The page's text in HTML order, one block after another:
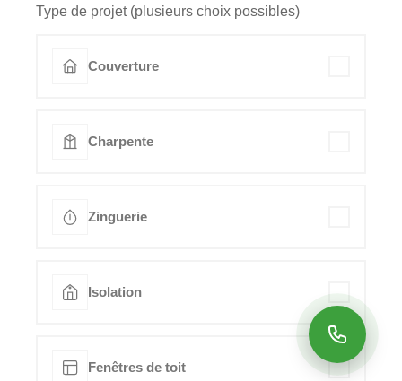
Type de projet (plusieurs choix possibles)
Couverture
Charpente
Zinguerie
Isolation
Fenêtres de toit